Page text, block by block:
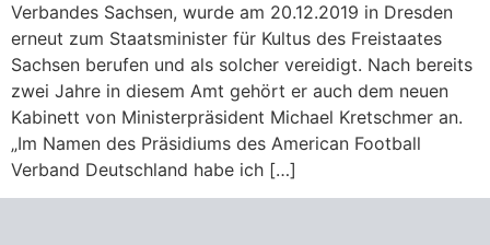
Verbandes Sachsen, wurde am 20.12.2019 in Dresden
erneut zum Staatsminister für Kultus des Freistaates
Sachsen berufen und als solcher vereidigt. Nach bereits
zwei Jahre in diesem Amt gehört er auch dem neuen
Kabinett von Ministerpräsident Michael Kretschmer an.
„Im Namen des Präsidiums des American Football
Verband Deutschland habe ich […]